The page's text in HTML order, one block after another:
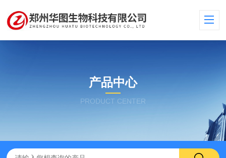
产品中心
PRODUCT CENTER